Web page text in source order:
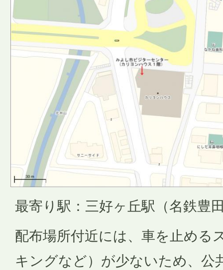
最寄り駅：三好ヶ丘駅（名鉄豊
配布場所付近には、車を止める
キングなど）が少ないため、公